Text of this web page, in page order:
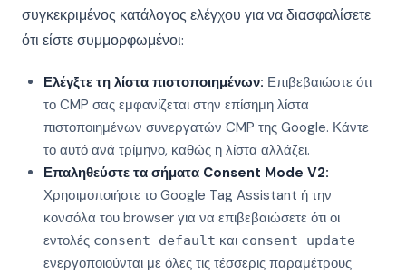
συγκεκριμένος κατάλογος ελέγχου για να διασφαλίσετε
ότι είστε συμμορφωμένοι:
Ελέγξτε τη λίστα πιστοποιημένων: Επιβεβαιώστε ότι
το CMP σας εμφανίζεται στην επίσημη λίστα
πιστοποιημένων συνεργατών CMP της Google. Κάντε
το αυτό ανά τρίμηνο, καθώς η λίστα αλλάζει.
Επαληθεύστε τα σήματα Consent Mode V2:
Χρησιμοποιήστε το Google Tag Assistant ή την
κονσόλα του browser για να επιβεβαιώσετε ότι οι
εντολές consent default και consent update
ενεργοποιούνται με όλες τις τέσσερις παραμέτρους